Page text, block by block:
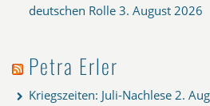
deutschen Rolle 3. August 2026
Petra Erler
Kriegszeiten: Juli-Nachlese 2.